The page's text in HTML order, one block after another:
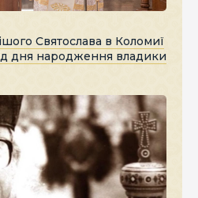
Святослава в Коломиї
дня народження владики